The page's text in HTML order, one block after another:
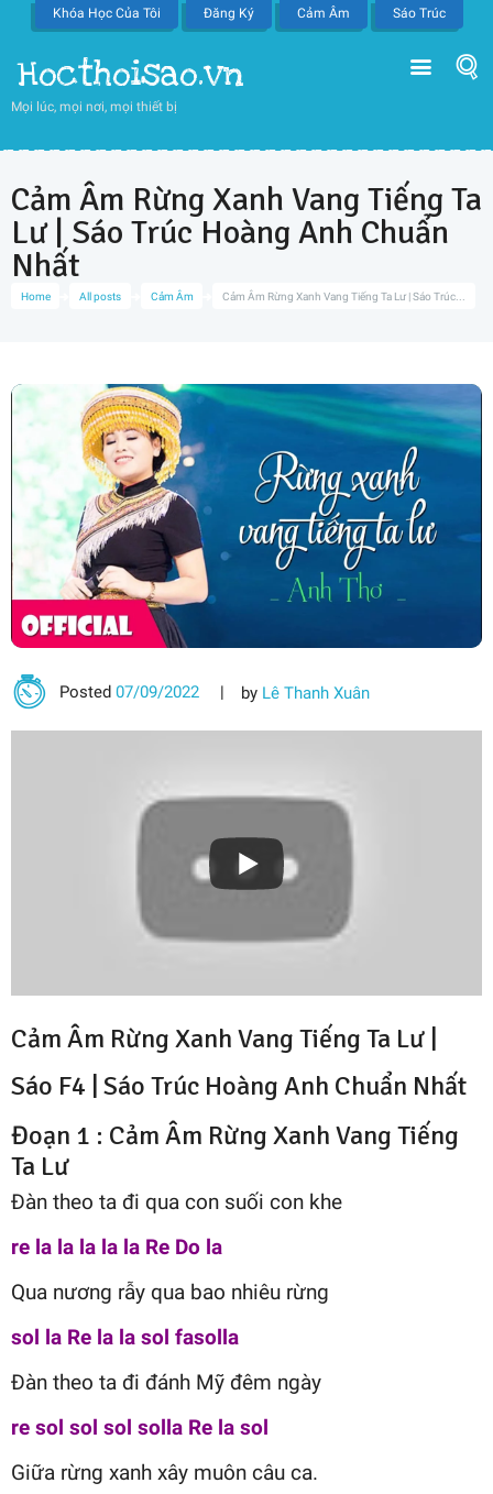
Khóa Học Của Tôi Đăng Ký Cảm Âm Sáo Trúc
Hocthoisao.vn
Mọi lúc, mọi nơi, mọi thiết bị
Home All posts Cảm Âm Cảm Âm Rừng Xanh Vang Tiếng Ta Lư | Sáo Trúc...
Cảm Âm Rừng Xanh Vang Tiếng Ta
Lư | Sáo Trúc Hoàng Anh Chuẩn
Nhất
Posted07/09/2022 by Lê Thanh Xuân
Cảm Âm Rừng Xanh Vang Tiếng Ta Lư |
Sáo F4 | Sáo Trúc Hoàng Anh Chuẩn Nhất
Đoạn 1 : Cảm Âm Rừng Xanh Vang Tiếng
Ta Lư
Đàn theo ta đi qua con suối con khe
re la la la la la Re Do la
Qua nương rẫy qua bao nhiêu rừng
sol la Re la la sol fasolla
Đàn theo ta đi đánh Mỹ đêm ngày
re sol sol sol solla Re la sol
Giữa rừng xanh xây muôn câu ca.